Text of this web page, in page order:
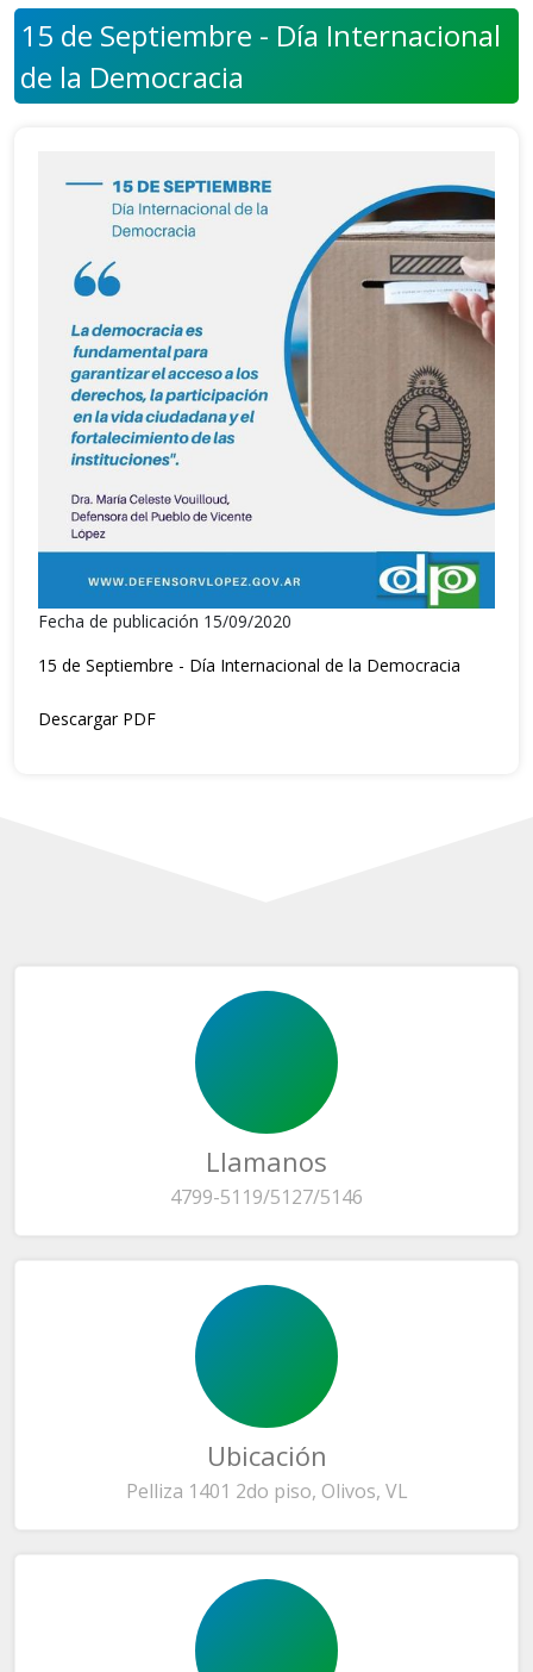
15 de Septiembre - Día Internacional
de la Democracia
Fecha de publicación 15/09/2020
15 de Septiembre - Día Internacional de la Democracia
Descargar PDF
Llamanos
4799-5119/5127/5146
Ubicación
Pelliza 1401 2do piso, Olivos, VL